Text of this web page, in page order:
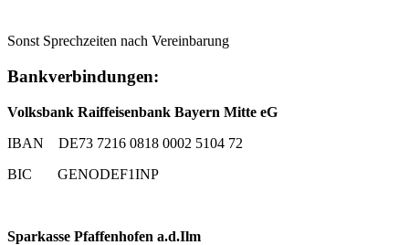
Sonst Sprechzeiten nach Vereinbarung
Bankverbindungen:
Volksbank Raiffeisenbank Bayern Mitte eG
IBAN DE73 7216 0818 0002 5104 72
BIC GENODEF1INP
Sparkasse Pfaffenhofen a.d.Ilm